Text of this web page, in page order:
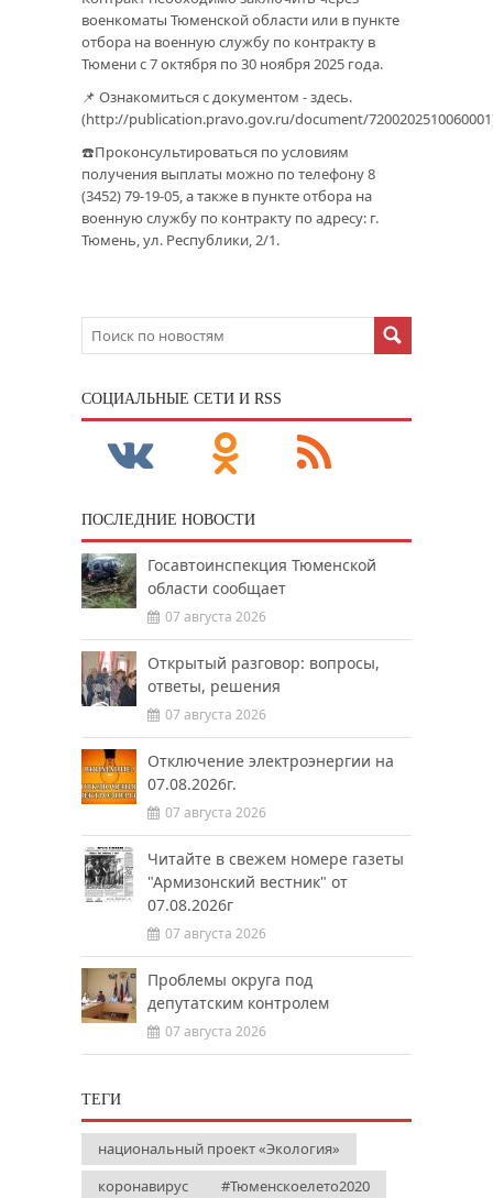
военкоматы Тюменской области или в пункте
отбора на военную службу по контракту в
Тюмени с 7 октября по 30 ноября 2025 года.
📌 Ознакомиться с документом - здесь.
(http://publication.pravo.gov.ru/document/
☎️Проконсультироваться по условиям
получения выплаты можно по телефону 8
(3452) 79-19-05, а также в пункте отбора на
военную службу по контракту по адресу: г.
Тюмень, ул. Республики, 2/1.
CОЦИАЛЬНЫЕ СЕТИ И RSS
ПОСЛЕДНИЕ НОВОСТИ
Госавтоинспекция Тюменской
области сообщает
07 августа 2026
Открытый разговор: вопросы,
ответы, решения
07 августа 2026
Отключение электроэнергии на
07.08.2026г.
07 августа 2026
Читайте в свежем номере газеты
"Армизонский вестник" от
07.08.2026г
07 августа 2026
Проблемы округа под
депутатским контролем
07 августа 2026
ТЕГИ
национальный проект «Экология»
коронавирус
#Тюменскоелето2020